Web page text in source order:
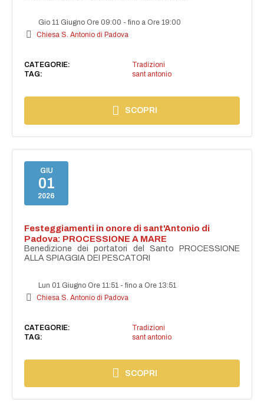
Gio 11 Giugno Ore 09:00 -fino a Ore 19:00
Chiesa S. Antonio di Padova
CATEGORIE:
Tradizioni
TAG:
sant antonio
SCOPRI
GIU
01
2026
Festeggiamenti in onore di sant'Antonio di
Padova: PROCESSIONE A MARE
Benedizione dei portatori del Santo PROCESSIONE
ALLA SPIAGGIA DEI PESCATORI
Lun 01 Giugno Ore 11:51 -fino a Ore 13:51
Chiesa S. Antonio di Padova
CATEGORIE:
Tradizioni
TAG:
sant antonio
SCOPRI